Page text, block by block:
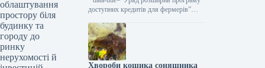
облаштування
простору біля
будинку та
городу до
ринку
нерухомості й
господарських потреб —
доступних кредитів для фермерів”
url=”https://kurkul.com/news/41873-
uryad-rozshiriv-programu-dostupnih-
kreditiv-dlya-fermeriv”>
Хвороби кошика соняшника